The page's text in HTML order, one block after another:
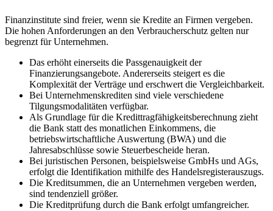
Finanzinstitute sind freier, wenn sie Kredite an Firmen vergeben.
Die hohen Anforderungen an den Verbraucherschutz gelten nur
begrenzt für Unternehmen.
Das erhöht einerseits die Passgenauigkeit der
Finanzierungsangebote. Andererseits steigert es die
Komplexität der Verträge und erschwert die Vergleichbarkeit.
Bei Unternehmenskrediten sind viele verschiedene
Tilgungsmodalitäten verfügbar.
Als Grundlage für die Kredittragfähigkeitsberechnung zieht
die Bank statt des monatlichen Einkommens, die
betriebswirtschaftliche Auswertung (BWA) und die
Jahresabschlüsse sowie Steuerbescheide heran.
Bei juristischen Personen, beispielsweise GmbHs und AGs,
erfolgt die Identifikation mithilfe des Handelsregisterauszugs.
Die Kreditsummen, die an Unternehmen vergeben werden,
sind tendenziell größer.
Die Kreditprüfung durch die Bank erfolgt umfangreicher.